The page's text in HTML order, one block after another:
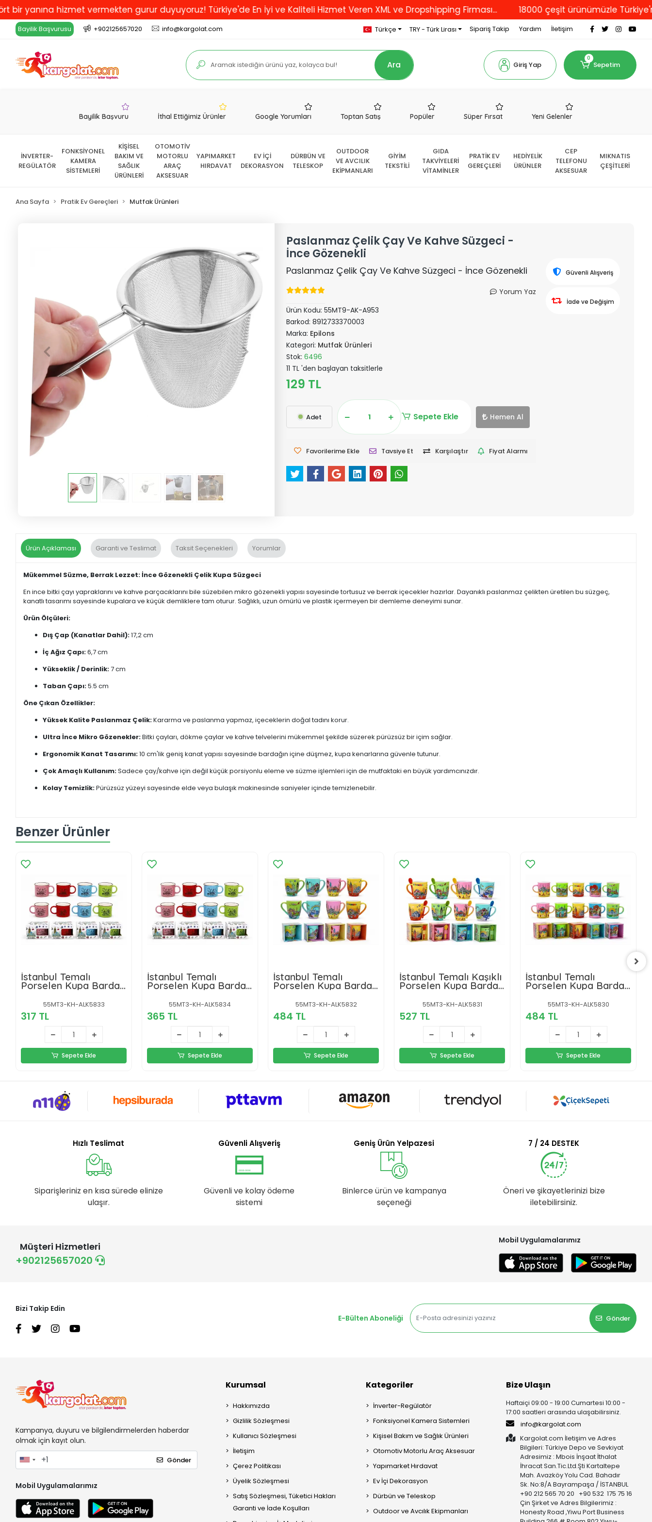
hizmet vermekten gurur duyuyoruz! Türkiye'de En İyi ve Kaliteli Hizmet Veren XML ve Dropshipping Firması... 18000 çeşit ürünümüzle Türkiye'nin
Bayilik Başvurusu +902125657020 info@kargolat.com Türkçe TRY - Türk Lirası Sipariş Takip Yardım İletişim
Ara Giriş Yap
0
Sepetim
Bayilik Başvuru İthal Ettiğimiz Ürünler Google Yorumları Toptan Satış Popüler Süper Fırsat Yeni Gelenler
İNVERTER-
REGÜLATÖR
FONKSİYONEL
KAMERA
SİSTEMLERİ
KİŞİSEL
BAKIM VE
SAĞLIK
ÜRÜNLERİ
OTOMOTİV
MOTORLU
ARAÇ
AKSESUAR
YAPIMARKET
HIRDAVAT
EV İÇİ
DEKORASYON
DÜRBÜN VE
TELESKOP
OUTDOOR
VE AVCILIK
EKİPMANLARI
GİYİM
TEKSTİLİ
GIDA
TAKVİYELERİ
VİTAMİNLER
PRATİK EV
GEREÇLERİ
HEDİYELİK
ÜRÜNLER
CEP
TELEFONU
AKSESUAR
MIKNATIS
ÇEŞİTLERİ
Ana Sayfa Pratik Ev Gereçleri Mutfak Ürünleri
Paslanmaz Çelik Çay Ve Kahve Süzgeci -
İnce Gözenekli
Paslanmaz Çelik Çay Ve Kahve Süzgeci - İnce Gözenekli
Yorum Yaz
Ürün Kodu:55MT9-AK-A953
Barkod:8912733370003
Marka: Epilons
Kategori: Mutfak Ürünleri
Stok:6496
11 TL 'den başlayan taksitlerle
129 TL
Adet Sepete Ekle Hemen Al
Favorilerime Ekle Tavsiye Et Karşılaştır Fiyat Alarmı
Güvenli Alışveriş
İade ve Değişim
Ürün Açıklaması Garanti ve Teslimat Taksit Seçenekleri Yorumlar
Mükemmel Süzme, Berrak Lezzet: İnce Gözenekli Çelik Kupa Süzgeci
En ince bitki çayı yapraklarını ve kahve parçacıklarını bile süzebilen mikro gözenekli yapısı sayesinde tortusuz ve berrak içecekler hazırlar. Dayanıklı paslanmaz çelikten üretilen bu süzgeç,
kanatlı tasarımı sayesinde kupalara ve küçük demliklere tam oturur. Sağlıklı, uzun ömürlü ve plastik içermeyen bir demleme deneyimi sunar.
Ürün Ölçüleri:
Dış Çap (Kanatlar Dahil):17,2 cm
İç Ağız Çapı:6,7 cm
Yükseklik / Derinlik:7 cm
Taban Çapı:5.5 cm
Öne Çıkan Özellikler:
Yüksek Kalite Paslanmaz Çelik:Kararma ve paslanma yapmaz, içeceklerin doğal tadını korur.
Ultra İnce Mikro Gözenekler:Bitki çayları, dökme çaylar ve kahve telvelerini mükemmel şekilde süzerek pürüzsüz bir içim sağlar.
Ergonomik Kanat Tasarımı:10 cm'lik geniş kanat yapısı sayesinde bardağın içine düşmez, kupa kenarlarına güvenle tutunur.
Çok Amaçlı Kullanım:Sadece çay/kahve için değil küçük porsiyonlu eleme ve süzme işlemleri için de mutfaktaki en büyük yardımcınızdır.
Kolay Temizlik:Pürüzsüz yüzeyi sayesinde elde veya bulaşık makinesinde saniyeler içinde temizlenebilir.
Benzer Ürünler
İstanbul Temalı
Porselen Kupa Bardak
55MT3-KH-ALK5833
317 TL
Sepete Ekle
İstanbul Temalı
Porselen Kupa Bardak
55MT3-KH-ALK5834
365 TL
Sepete Ekle
İstanbul Temalı
Porselen Kupa Bardak
55MT3-KH-ALK5832
484 TL
Sepete Ekle
İstanbul Temalı Kaşıklı
Porselen Kupa Bardak
55MT3-KH-ALK5831
527 TL
Sepete Ekle
İstanbul Temalı
Porselen Kupa Bardak
55MT3-KH-ALK5830
484 TL
Sepete Ekle
Hızlı Teslimat
Siparişleriniz en kısa sürede elinize
ulaşır.
Güvenli Alışveriş
Güvenli ve kolay ödeme
sistemi
Geniş Ürün Yelpazesi
Binlerce ürün ve kampanya
seçeneği
7 / 24 DESTEK
Öneri ve şikayetlerinizi bize
iletebilirsiniz.
Müşteri Hizmetleri
+902125657020
Mobil Uygulamalarımız
Bizi Takip Edin
E-Bülten Aboneliği
Gönder
Kampanya, duyuru ve bilgilendirmelerden haberdar
olmak için kayıt olun.
Gönder
Mobil Uygulamalarımız
Kurumsal
Hakkımızda
Gizlilik Sözleşmesi
Kullanıcı Sözleşmesi
İletişim
Çerez Politikası
Üyelik Sözleşmesi
Satış Sözleşmesi, Tüketici Hakları
Garanti ve İade Koşulları
Kategoriler
İnverter-Regülatör
Fonksiyonel Kamera Sistemleri
Kişisel Bakım ve Sağlık Ürünleri
Otomotiv Motorlu Araç Aksesuar
Yapımarket Hırdavat
Ev İçi Dekorasyon
Dürbün ve Teleskop
Outdoor ve Avcılık Ekipmanları
Bize Ulaşın
Haftaiçi 09:00 - 19:00 Cumartesi 10:00 -
17:00 saatleri arasında ulaşabilirsiniz.
info@kargolat.com
Kargolat.com İletişim ve Adres
Bilgileri: Türkiye Depo ve Sevkiyat
Adresimiz : Mbois İnşaat İthalat
İhracat San.Tic.Ltd.Şti Kartaltepe
Mah. Avazköy Yolu Cad. Bahadır
Sk. No:8/A Bayrampaşa / İSTANBUL
+90 212 565 70 20 +90 532 175 75 16
Çin Şirket ve Adres Bilgilerimiz :
Honesty Road ,Yiwu Port Business